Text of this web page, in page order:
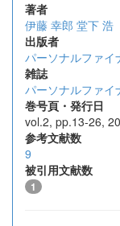
著者
伊藤 幸郎 堂下 浩
出版者
パーソナルファイ
雑誌
パーソナルファイ
巻号頁・発行日
vol.2, pp.13-26,
参考文献数
9
被引用文献数
1